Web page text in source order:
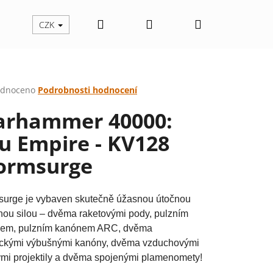
CZK Hledat PřihlášeníNákupní
Podrobnosti hodnocení
40000:
Empire - KV128
je vybaven skutečně úžasnou útočnou
silou – dvěma raketovými pody, pulzním
pulzním kanónem ARC, dvěma
výbušnými kanóny, dvěma vzduchovými
projektily a dvěma spojenými plamenomety!
Následující